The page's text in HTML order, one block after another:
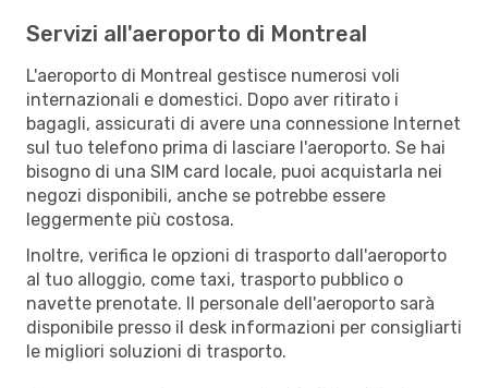
Servizi all'aeroporto di Montreal
L'aeroporto di Montreal gestisce numerosi voli
internazionali e domestici. Dopo aver ritirato i
bagagli, assicurati di avere una connessione Internet
sul tuo telefono prima di lasciare l'aeroporto. Se hai
bisogno di una SIM card locale, puoi acquistarla nei
negozi disponibili, anche se potrebbe essere
leggermente più costosa.
Inoltre, verifica le opzioni di trasporto dall'aeroporto
al tuo alloggio, come taxi, trasporto pubblico o
navette prenotate. Il personale dell'aeroporto sarà
disponibile presso il desk informazioni per consigliarti
le migliori soluzioni di trasporto.